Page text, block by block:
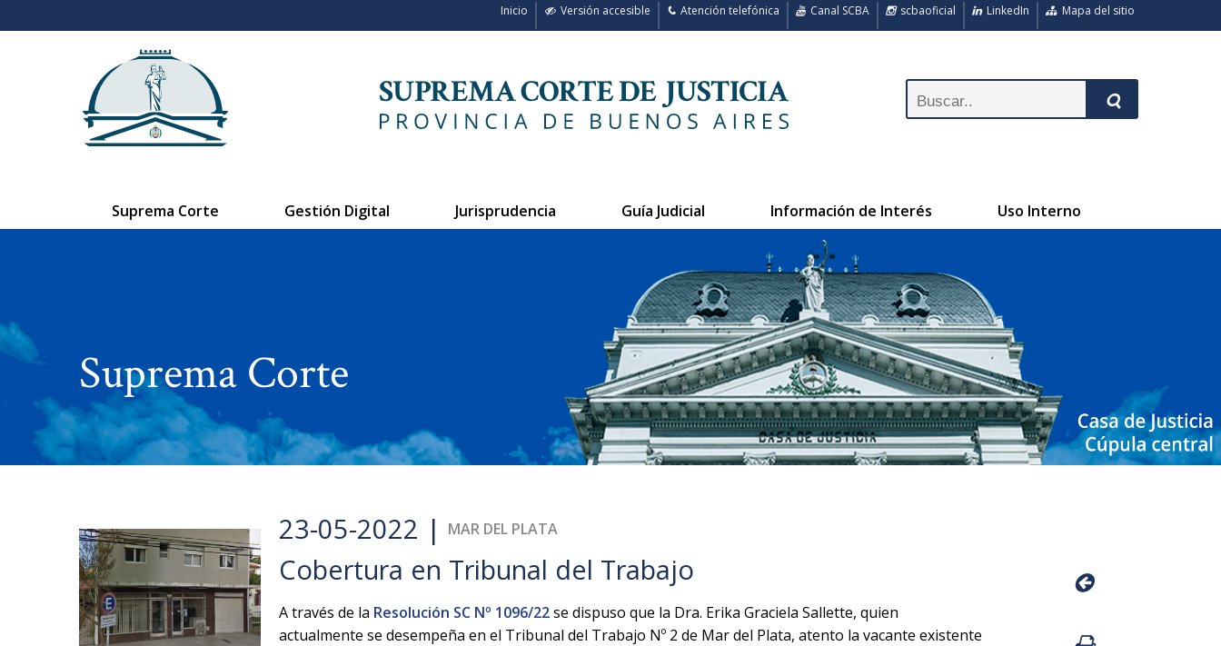
Mapa del sitio
LinkedIn
scbaoficial
Canal SCBA
Atención telefónica
Versión accesible
Inicio
Suprema Corte Gestión Digital Jurisprudencia Guía Judicial Información de Interés Uso Interno
Suprema Corte
23-05-2022 | MAR DEL PLATA
Cobertura en Tribunal del Trabajo
A través de la Resolución SC Nº 1096/22se dispuso que la Dra. Erika Graciela Sallette, quien
actualmente se desempeña en el Tribunal del Trabajo Nº 2 de Mar del Plata, atento la vacante existente